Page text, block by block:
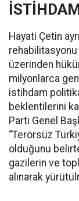
Hayati Çetin
rehabilitasyonu
üzerinden
milyonlarca
istihdam
beklentilerini
Parti Genel
“Terörsüz
olduğunu
gazilerin ve
alınarak